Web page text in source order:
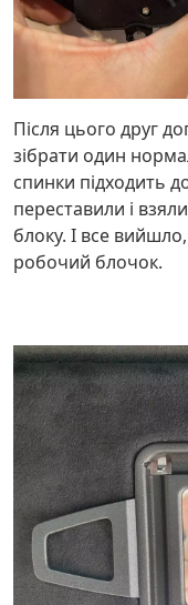
Після цього друг
зібрати один
спинки підходить
переставили і
блоку. І все
робочий блочок.